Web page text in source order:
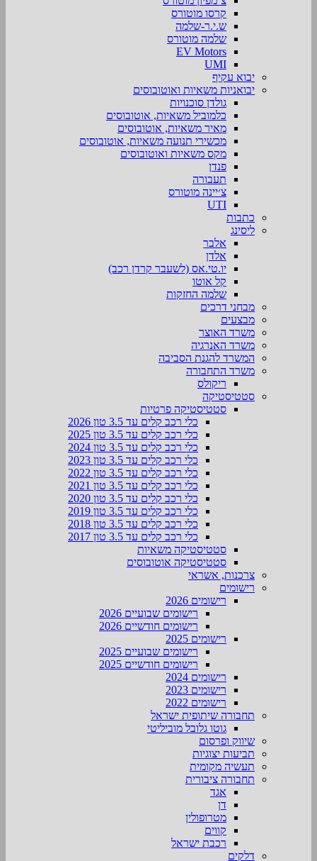
קרסו מוטורס
ש.י.ר-שלמה
שלמה מוטורס
EV Motors
UMI
יבוא עקיף
יבואניות משאיות ואוטובוסים
גולדן סוכנויות
כלמוביל משאיות, אוטובוסים
מאיר משאיות, אוטובוסים
מכשירי תנועה משאיות, אוטובוסים
מקס משאיות ואוטובוסים
פנדן
תעבורה
צ׳יינה מוטורס
UTI
כתבות
ליסינג
אלבר
אלדן
יו.טי.אס (לשעבר קרדן רכב)
קל אוטו
שלמה החזקות
מבחני דרכים
מבצעים
משרד האוצר
משרד האנרגיה
המשרד להגנת הסביבה
משרד התחבורה
ריקולס
סטטיסטיקה
סטטיסטיקה פרטיות
כלי רכב קלים עד 3.5 טון 2026
כלי רכב קלים עד 3.5 טון 2025
כלי רכב קלים עד 3.5 טון 2024
כלי רכב קלים עד 3.5 טון 2023
כלי רכב קלים עד 3.5 טון 2022
כלי רכב קלים עד 3.5 טון 2021
כלי רכב קלים עד 3.5 טון 2020
כלי רכב קלים עד 3.5 טון 2019
כלי רכב קלים עד 3.5 טון 2018
כלי רכב קלים עד 3.5 טון 2017
סטטיסטיקה משאיות
סטטיסטיקה אוטובוסים
צרכנות, אשראי
רישומים
רישומים 2026
רישומים שבועיים 2026
רישומים חודשיים 2026
רישומים 2025
רישומים שבועיים 2025
רישומים חודשיים 2025
רישומים 2024
רישומים 2023
רישומים 2022
תחבורה שיתופית ישראל
גוטו גלובל מוביליטי
שיווק ופרסום
תביעות יצוגיות
תעשיה מקומית
תחבורה ציבורית
אגד
דן
מטרופולין
קווים
רכבת ישראל
דלקים